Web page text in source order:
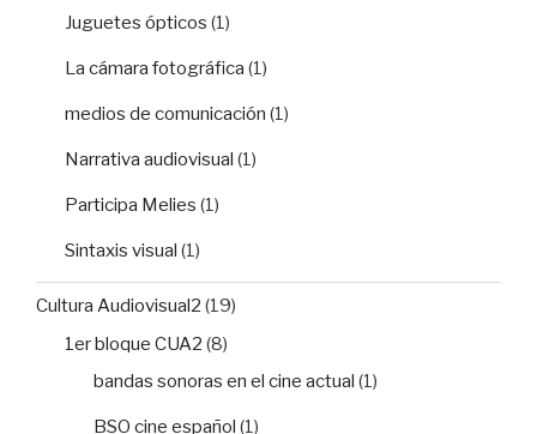
Juguetes ópticos (1)
La cámara fotográfica (1)
medios de comunicación (1)
Narrativa audiovisual (1)
Participa Melies (1)
Sintaxis visual (1)
Cultura Audiovisual2 (19)
1er bloque CUA2 (8)
bandas sonoras en el cine actual (1)
BSO cine español (1)